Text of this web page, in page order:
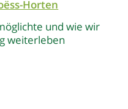
Horten
und wie wir
weiterleben